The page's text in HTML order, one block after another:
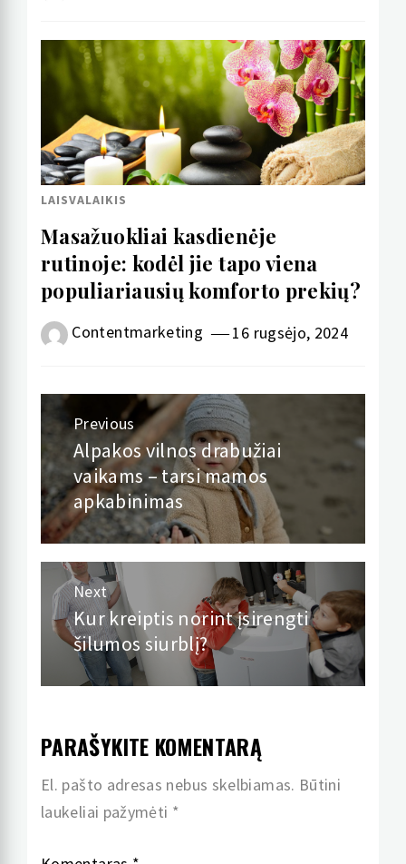
LAISVALAIKIS
Masažuokliai kasdienėje
rutinoje: kodėl jie tapo viena
populiariausių komforto prekių?
Contentmarketing 16 rugsėjo, 2024
Navigacija
tarp
įrašų
Previous
Previous
post:
Alpakos vilnos drabužiai
vaikams – tarsi mamos
apkabinimas
Next
Next
post:
Kur kreiptis norint įsirengti
šilumos siurblį?
PARAŠYKITE KOMENTARĄ
El. pašto adresas nebus skelbiamas. Būtini
laukeliai pažymėti *